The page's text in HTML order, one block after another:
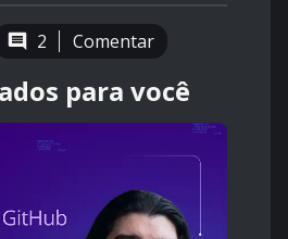
2 Comentar
para você